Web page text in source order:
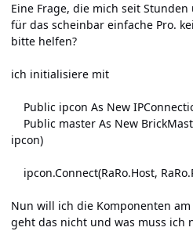
Eine Frage, die mich seit
für das scheinbar einfache Pro.
bitte helfen?
ich initialisiere mit
Public ipcon As New
Public master As New
ipcon)
ipcon.Connect(RaRo.Host,
Nun will ich die Komponenten
geht das nicht und was muss ich